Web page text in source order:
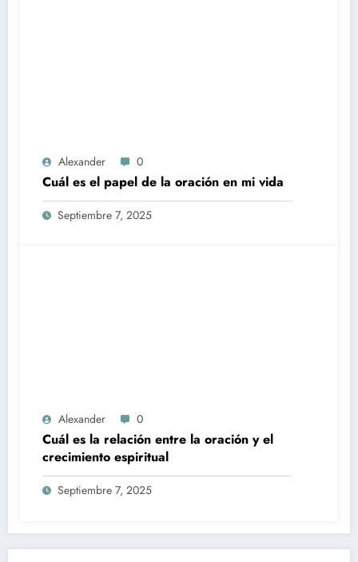
Alexander 0
Cuál es el papel de la oración en mi vida
Septiembre 7, 2025
Alexander 0
Cuál es la relación entre la oración y el
crecimiento espiritual
Septiembre 7, 2025